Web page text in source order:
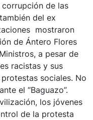
de las
del ex
mostraron
de Ántero Flores
a pesar de
racistas y sus
sociales. No
el “Baguazo”.
los jóvenes
de la protesta